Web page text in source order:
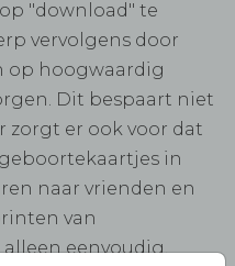
"download" te
vervolgens door
op hoogwaardig
Dit bespaart niet
zorgt er ook voor dat
in
naar vrienden en
van
eenvoudig,